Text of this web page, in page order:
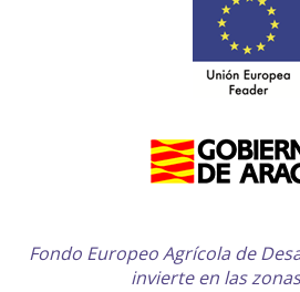
Fondo Europeo Agrícola de
invierte en las